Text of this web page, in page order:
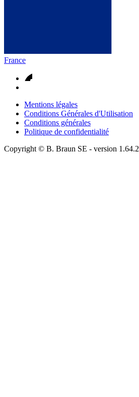
France
Mentions légales
Conditions Générales d'Utilisation
Conditions générales
Politique de confidentialité
Copyright © B. Braun SE - version 1.64.2